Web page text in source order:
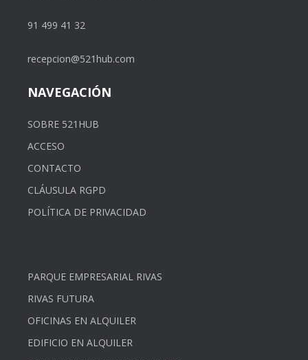
91 499 41 32
recepcion@521hub.com
NAVEGACIÓN
SOBRE 521HUB
ACCESO
CONTACTO
CLÁUSULA RGPD
POLÍTICA DE PRIVACIDAD
PARQUE EMPRESARIAL RIVAS
RIVAS FUTURA
OFICINAS EN ALQUILER
EDIFICIO EN ALQUILER